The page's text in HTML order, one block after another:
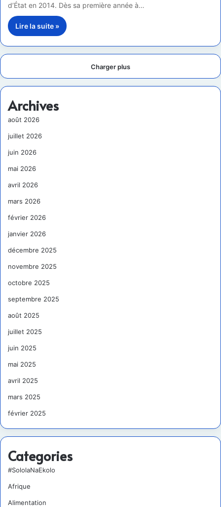
d’État en 2014. Dès sa première année à…
Lire la suite »
Charger plus
Archives
août 2026
juillet 2026
juin 2026
mai 2026
avril 2026
mars 2026
février 2026
janvier 2026
décembre 2025
novembre 2025
octobre 2025
septembre 2025
août 2025
juillet 2025
juin 2025
mai 2025
avril 2025
mars 2025
février 2025
Categories
#SololaNaEkolo
Afrique
Alimentation